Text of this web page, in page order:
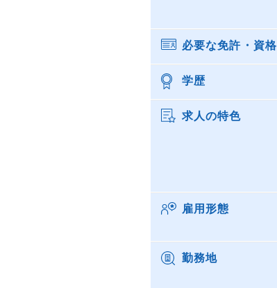
必要な免許・資格
学歴
求人の特色
雇用形態
勤務地